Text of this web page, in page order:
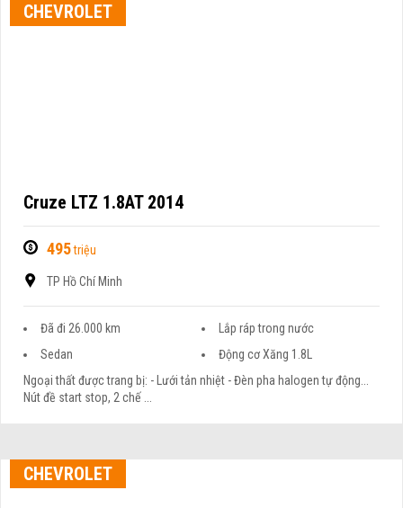
CHEVROLET
Cruze LTZ 1.8AT 2014
495triệu
TP Hồ Chí Minh
Đã đi 26.000 km
Lắp ráp trong nước
Sedan
Động cơ Xăng 1.8L
Ngoại thất được trang bị: - Lưới tản nhiệt - Đèn pha halogen tự động...
Nút đề start stop, 2 chế ...
CHEVROLET